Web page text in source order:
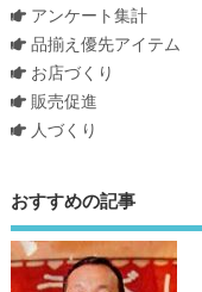
アンケート集計
品揃え優先アイテム
お店づくり
販売促進
人づくり
おすすめの記事